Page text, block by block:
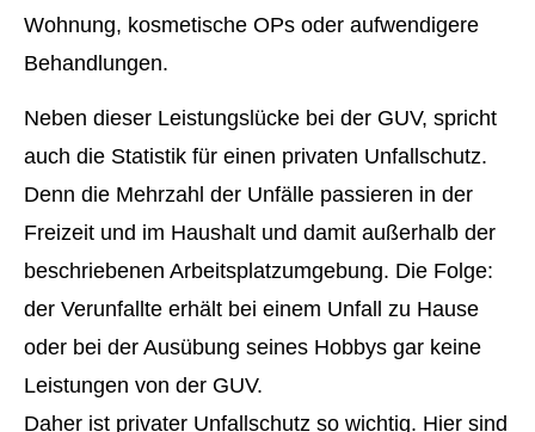
Wohnung, kosmetische OPs oder aufwendigere
Behandlungen.
Neben dieser Leistungslücke bei der GUV, spricht
auch die Statistik für einen privaten Unfallschutz.
Denn die Mehrzahl der Unfälle passieren in der
Freizeit und im Haushalt und damit außerhalb der
beschriebenen Arbeitsplatzumgebung. Die Folge:
der Verunfallte erhält bei einem Unfall zu Hause
oder bei der Ausübung seines Hobbys gar keine
Leistungen von der GUV.
Daher ist privater Unfallschutz so wichtig. Hier sind